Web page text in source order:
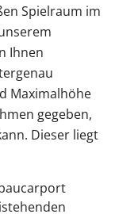
Spielraum im
Ihnen
Maximalhöhe
gegeben,
Dieser liegt